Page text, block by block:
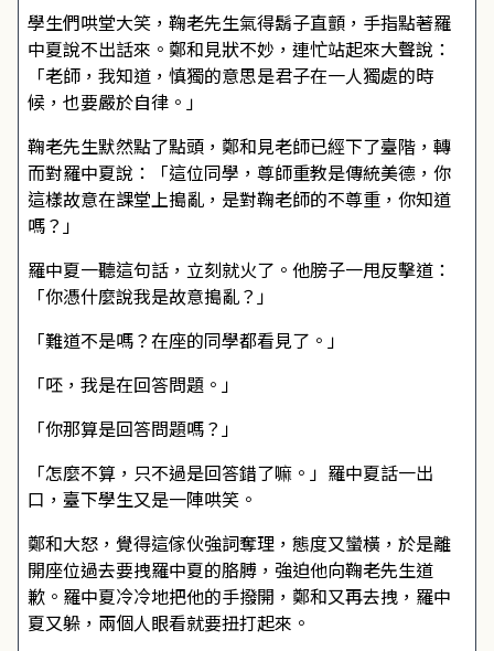
學生們哄堂大笑，鞠老先生氣得鬍子直顫，手指點著羅
中夏說不出話來。鄭和見狀不妙，連忙站起來大聲說：
「老師，我知道，慎獨的意思是君子在一人獨處的時
候，也要嚴於自律。」
鞠老先生默然點了點頭，鄭和見老師已經下了臺階，轉
而對羅中夏說：「這位同學，尊師重教是傳統美德，你
這樣故意在課堂上搗亂，是對鞠老師的不尊重，你知道
嗎？」
羅中夏一聽這句話，立刻就火了。他膀子一甩反擊道：
「你憑什麼說我是故意搗亂？」
「難道不是嗎？在座的同學都看見了。」
「呸，我是在回答問題。」
「你那算是回答問題嗎？」
「怎麼不算，只不過是回答錯了嘛。」羅中夏話一出
口，臺下學生又是一陣哄笑。
鄭和大怒，覺得這傢伙強詞奪理，態度又蠻橫，於是離
開座位過去要拽羅中夏的胳膊，強迫他向鞠老先生道
歉。羅中夏冷冷地把他的手撥開，鄭和又再去拽，羅中
夏又躲，兩個人眼看就要扭打起來。